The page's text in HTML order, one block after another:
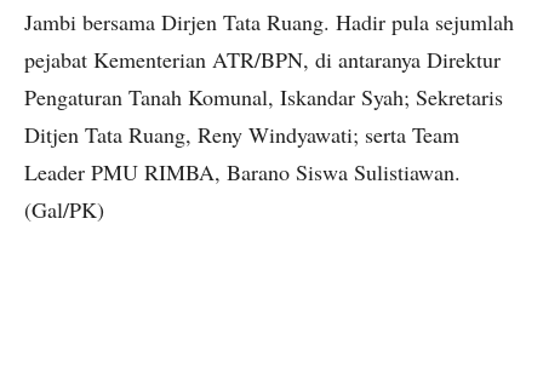
Jambi bersama Dirjen Tata Ruang. Hadir pula sejumlah
pejabat Kementerian ATR/BPN, di antaranya Direktur
Pengaturan Tanah Komunal, Iskandar Syah; Sekretaris
Ditjen Tata Ruang, Reny Windyawati; serta Team
Leader PMU RIMBA, Barano Siswa Sulistiawan.
(Gal/PK)